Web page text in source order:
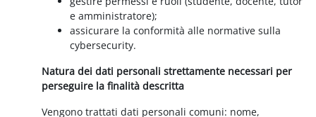
e amministratore);
assicurare la conformità alle normative sulla
cybersecurity.
Natura dei dati personali strettamente necessari per
perseguire la finalità descritta
Vengono trattati dati personali comuni: nome,